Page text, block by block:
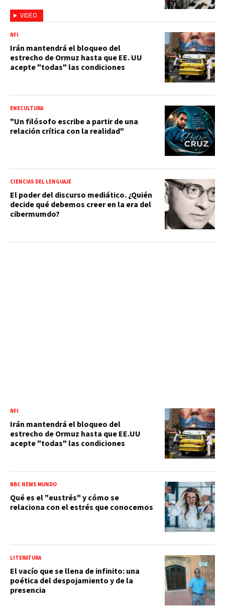
VIDEO
RFI
Irán mantendrá el bloqueo del
estrecho de Ormuz hasta que EE. UU
acepte "todas" las condiciones
ENECULTURA
"Un filósofo escribe a partir de una
relación crítica con la realidad"
CIENCIAS DEL LENGUAJE
El poder del discurso mediático. ¿Quién
decide qué debemos creer en la era del
cibermumdo?
RFI
Irán mantendrá el bloqueo del
estrecho de Ormuz hasta que EE.UU
acepte "todas" las condiciones
BBC NEWS MUNDO
Qué es el "eustrés" y cómo se
relaciona con el estrés que conocemos
LITERATURA
El vacío que se llena de infinito: una
poética del despojamiento y de la
presencia